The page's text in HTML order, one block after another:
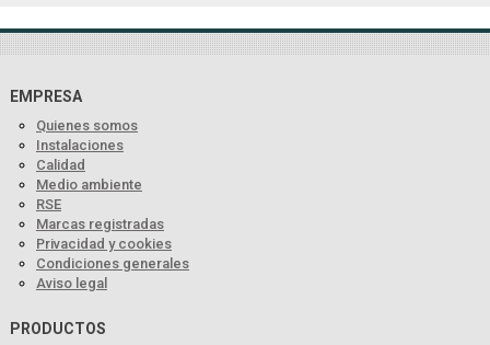
EMPRESA
Quienes somos
Instalaciones
Calidad
Medio ambiente
RSE
Marcas registradas
Privacidad y cookies
Condiciones generales
Aviso legal
PRODUCTOS